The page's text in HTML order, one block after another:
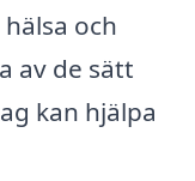
och
av de sätt
kan hjälpa